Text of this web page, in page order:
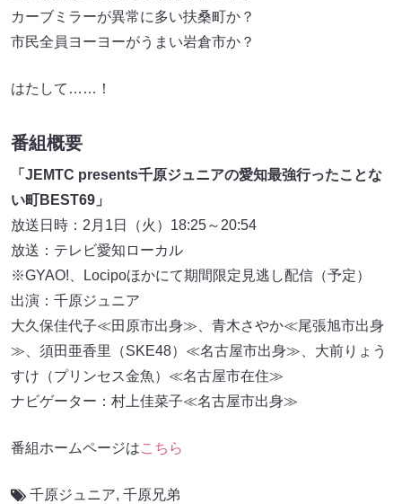
カーブミラーが異常に多い扶桑町か？
市民全員ヨーヨーがうまい岩倉市か？
はたして……！
番組概要
「JEMTC presents千原ジュニアの愛知最強行ったことな
い町BEST69」
放送日時：2月1日（火）18:25～20:54
放送：テレビ愛知ローカル
※GYAO!、Locipoほかにて期間限定見逃し配信（予定）
出演：千原ジュニア
大久保佳代子≪田原市出身≫、青木さやか≪尾張旭市出身
≫、須田亜香里（SKE48）≪名古屋市出身≫、大前りょう
すけ（プリンセス金魚）≪名古屋市在住≫
ナビゲーター：村上佳菜子≪名古屋市出身≫
番組ホームページはこちら
千原ジュニア, 千原兄弟